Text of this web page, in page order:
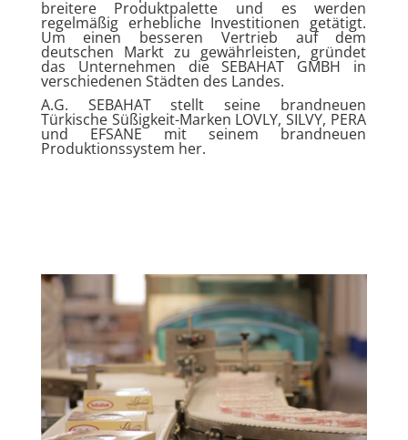
breitere Produktpalette und es werden
regelmäßig erhebliche Investitionen getätigt.
Um einen besseren Vertrieb auf dem
deutschen Markt zu gewährleisten, gründet
das Unternehmen die SEBAHAT GMBH in
verschiedenen Städten des Landes.
A.G. SEBAHAT stellt seine brandneuen
Türkische Süßigkeit-Marken LOVLY, SILVY, PERA
und EFSANE mit seinem brandneuen
Produktionssystem her.